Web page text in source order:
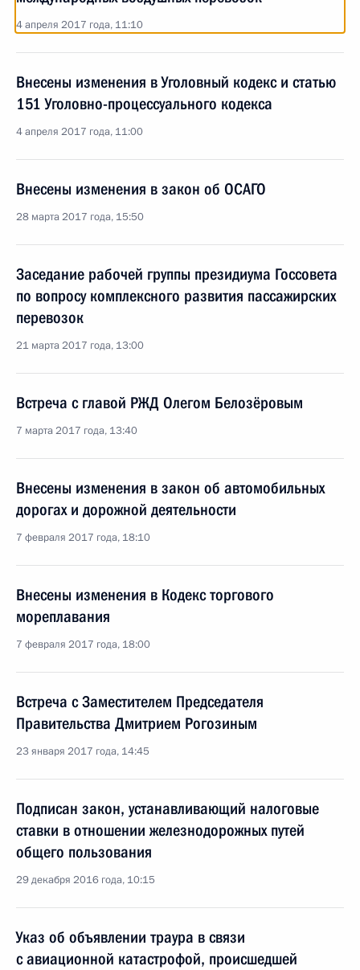
4 апреля 2017 года, 11:10
Внесены изменения в Уголовный кодекс и статью
151 Уголовно-процессуального кодекса
4 апреля 2017 года, 11:00
Внесены изменения в закон об ОСАГО
28 марта 2017 года, 15:50
Заседание рабочей группы президиума Госсовета
по вопросу комплексного развития пассажирских
перевозок
21 марта 2017 года, 13:00
Встреча с главой РЖД Олегом Белозёровым
7 марта 2017 года, 13:40
Внесены изменения в закон об автомобильных
дорогах и дорожной деятельности
7 февраля 2017 года, 18:10
Внесены изменения в Кодекс торгового
мореплавания
7 февраля 2017 года, 18:00
Встреча с Заместителем Председателя
Правительства Дмитрием Рогозиным
23 января 2017 года, 14:45
Подписан закон, устанавливающий налоговые
ставки в отношении железнодорожных путей
общего пользования
29 декабря 2016 года, 10:15
Указ об объявлении траура в связи
с авиационной катастрофой, происшедшей